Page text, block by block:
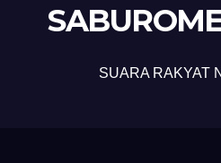
SUARA RAKYAT